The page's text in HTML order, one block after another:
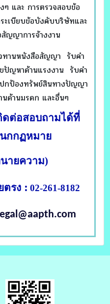
ๆ และ การตรวจสอบข้อ
ะเบียบข้อบังคับบริษัทและ
ญญาการจ้างงาน
ทานหนังสือสัญญา รับคำ
ปัญหาด้านแรงงาน รับคำ
กป้องทรัพย์สินทางปัญญา
นด้านมรดก และอื่นๆ
ดต่อสอบถามได้ที่
กกฏหมาย
ายความ)
ตรง: 02-261-8182
legal@aapth.com